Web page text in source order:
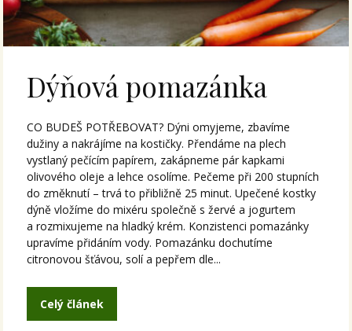
Dýňová pomazánka
CO BUDEŠ POTŘEBOVAT? Dýni omyjeme, zbavíme
dužiny a nakrájíme na kostičky. Přendáme na plech
vystlaný pečícím papírem, zakápneme pár kapkami
olivového oleje a lehce osolíme. Pečeme při 200 stupních
do změknutí – trvá to přibližně 25 minut. Upečené kostky
dýně vložíme do mixéru společně s žervé a jogurtem
a rozmixujeme na hladký krém. Konzistenci pomazánky
upravíme přidáním vody. Pomazánku dochutíme
citronovou šťávou, solí a pepřem dle...
Celý článek